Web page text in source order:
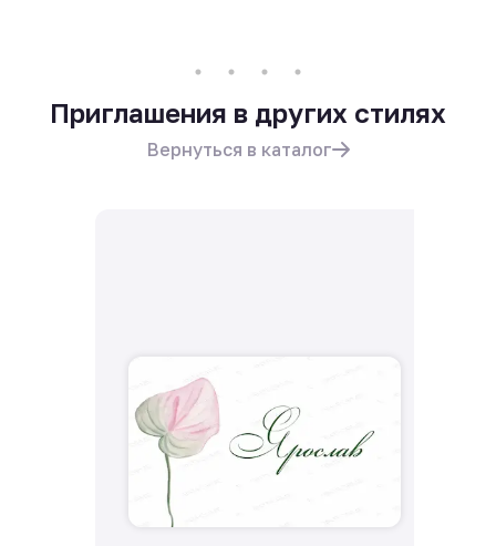
Приглашения в других стилях
Вернуться в каталог